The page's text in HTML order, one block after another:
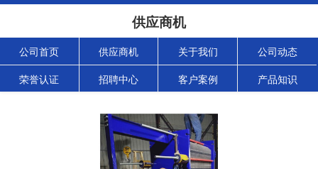
供应商机
公司首页 供应商机 关于我们 公司动态
荣誉认证 招聘中心 客户案例 产品知识